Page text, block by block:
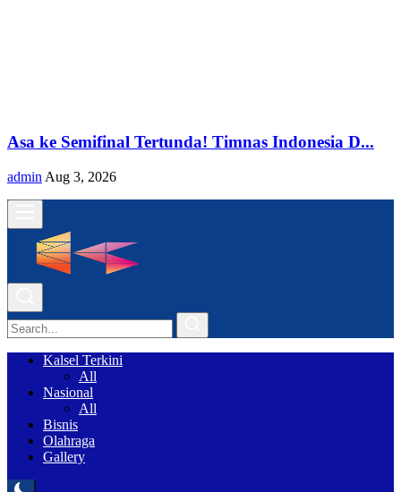
Asa ke Semifinal Tertunda! Timnas Indonesia D...
admin Aug 3, 2026
Kalsel Terkini
All
Nasional
All
Bisnis
Olahraga
Gallery